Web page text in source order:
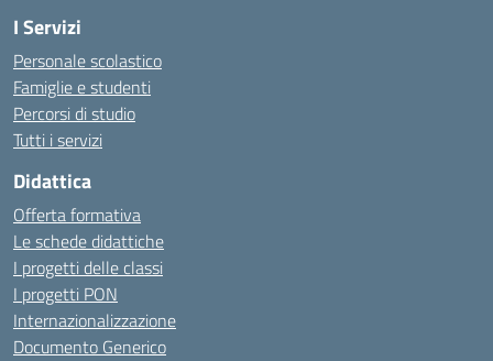
I Servizi
Personale scolastico
Famiglie e studenti
Percorsi di studio
Tutti i servizi
Didattica
Offerta formativa
Le schede didattiche
I progetti delle classi
I progetti PON
Internazionalizzazione
Documento Generico